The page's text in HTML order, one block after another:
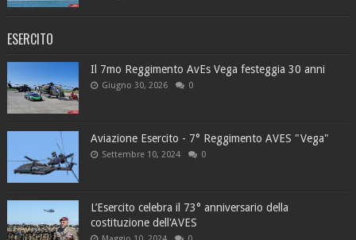
ESERCITO
Il 7mo Reggimento AvEs Vega festeggia 30 anni
Giugno 30, 2026 0
Aviazione Esercito - 7° Reggimento AVES "Vega"
Settembre 10, 2024 0
L’Esercito celebra il 73° anniversario della
costituzione dell'AVES